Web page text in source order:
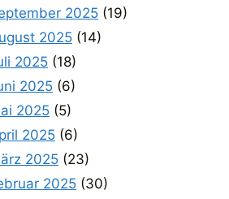
2025 (19)
2025 (14)
2025 (18)
2025 (6)
2025 (5)
2025 (6)
2025 (23)
2025 (30)